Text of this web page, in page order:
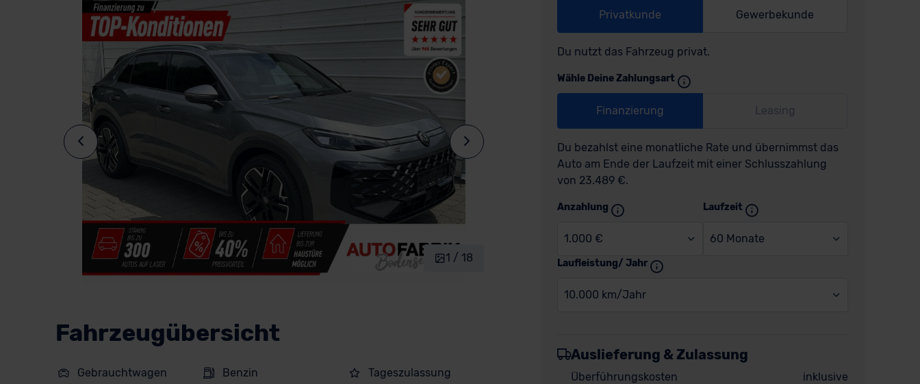
1 / 18
Fahrzeugübersicht
Gebrauchtwagen Benzin Tageszulassung
Privatkunde Gewerbekunde
Du nutzt das Fahrzeug privat.
Wähle Deine Zahlungsart
Finanzierung Leasing
Du bezahlst eine monatliche Rate und übernimmst das
Auto am Ende der Laufzeit mit einer Schlusszahlung
von 23.489 €.
Anzahlung
1.000 €
Laufzeit
60 Monate
Laufleistung/ Jahr
10.000 km/Jahr
Auslieferung & Zulassung
Überführungskosten
inklusive